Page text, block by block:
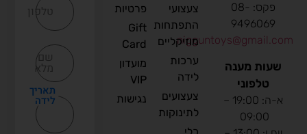
פקס: 08-
9496069
nigguntoys@gmail.com
שעות מענה
טלפוני
א-ה: 19:00 –
09:00
צעצועי
התפתחות
מוזיקליים
ערכות
לידה
צעצועים
לתינוקות
כלי
פרטיות
Gift
Card
מועדון
VIP
נגישות
טלפון
שם
מלא
תאריך
לידה